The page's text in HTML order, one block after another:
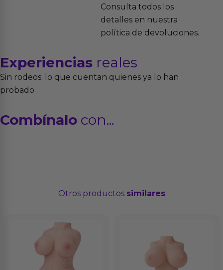
Consulta todos los
detalles en nuestra
política de devoluciones.
Experiencias reales
Sin rodeos: lo que cuentan quienes ya lo han
probado
Combínalo con...
Otros productos similares